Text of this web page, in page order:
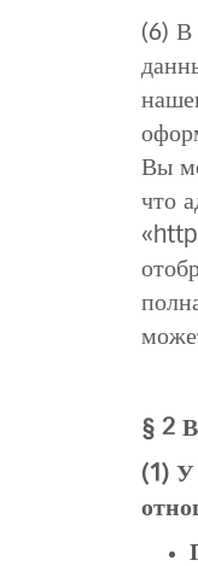
(6) В
Вы
что
§ 2
(1) У